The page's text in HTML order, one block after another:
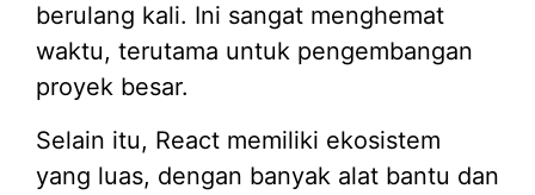
berulang kali. Ini sangat menghemat
waktu, terutama untuk pengembangan
proyek besar.
Selain itu, React memiliki ekosistem
yang luas, dengan banyak alat bantu dan